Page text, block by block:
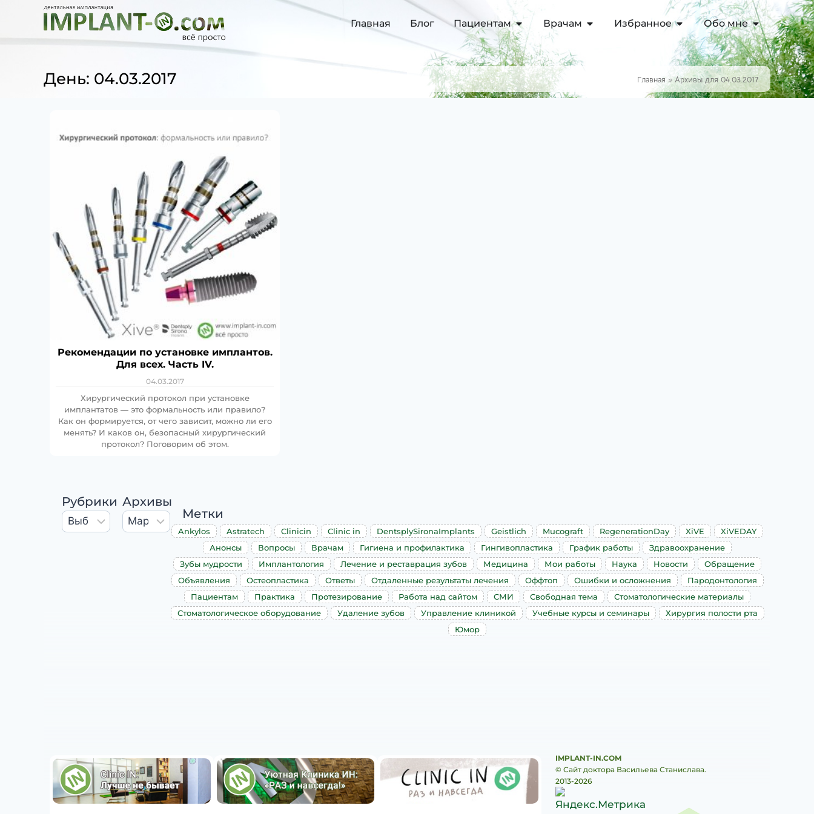
Главная Блог Пациентам Врачам Избранное Обо мне
День: 04.03.2017 Главная »Архивы для 04.03.2017
Рекомендации по установке имплантов.
Для всех. Часть IV.
04.03.2017
Хирургический протокол при установке
имплантатов — это формальность или правило?
Как он формируется, от чего зависит, можно ли его
менять? И каков он, безопасный хирургический
протокол? Поговорим об этом.
Рубрики Архивы
Метки
Ankylos Astratech Clinicin Clinic in DentsplySironaImplants Geistlich Mucograft RegenerationDay XiVE
XiVEDAY
Анонсы
Вопросы Врачам Гигиена и профилактика Гингивопластика График работы
Здравоохранение
Зубы мудрости
Имплантология Лечение и реставрация зубов Медицина Мои работы Наука Новости
Обращение
Объявления
Остеопластика Ответы Отдаленные результаты лечения Оффтоп Ошибки и осложнения
Пародонтология
Пациентам
Практика Протезирование Работа над сайтом СМИ Свободная тема
Стоматологические материалы
Стоматологическое оборудование
Удаление зубов Управление клиникой Учебные курсы и семинары
Хирургия полости рта
Юмор
IMPLANT-IN.COM
© Сайт доктора Васильева Станислава.
2013-2026